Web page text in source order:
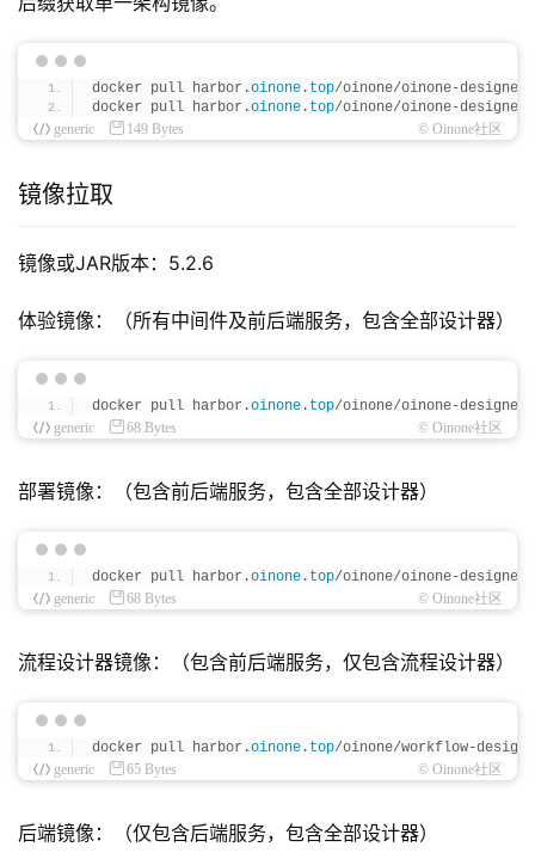
docker pull harbor.oinone . top/oinone/oinone-
docker pull harbor.oinone . top/oinone/oinone-
generic
149 Bytes © Oinone社区
镜像拉取
镜像或JAR版本：5.2.6
体验镜像：（所有中间件及前后端服务，包含全部设计器）
docker pull harbor.oinone . top/oinone/oinone-
generic
68 Bytes © Oinone社区
部署镜像：（包含前后端服务，包含全部设计器）
docker pull harbor.oinone . top/oinone/oinone-
generic
68 Bytes © Oinone社区
流程设计器镜像：（包含前后端服务，仅包含流程设计器）
docker pull harbor.oinone . top/oinone/workflow-
generic
65 Bytes © Oinone社区
后端镜像：（仅包含后端服务，包含全部设计器）